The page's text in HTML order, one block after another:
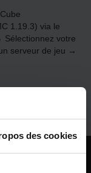
des cookies
1.19.3) via le
Sélectionnez votre
serveur de jeu →